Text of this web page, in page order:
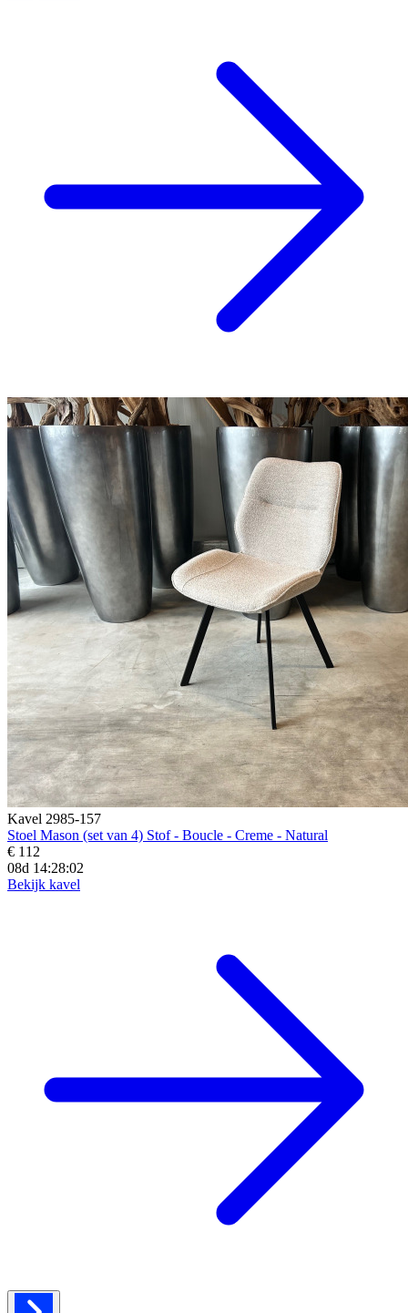
Kavel 2985-157
Stoel Mason (set van 4) Stof - Boucle - Creme - Natural
€ 112
08d 14:28:01
Bekijk kavel